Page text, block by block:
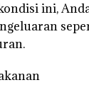
ini,